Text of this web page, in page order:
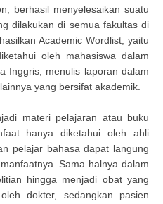
berhasil menyelesaikan suatu
dilakukan di semua fakultas di
Academic Wordlist, yaitu
oleh mahasiswa dalam
Inggris, menulis laporan dalam
yang bersifat akademik.
materi pelajaran atau buku
hanya diketahui oleh ahli
pelajar bahasa dapat langung
Sama halnya dalam
hingga menjadi obat yang
dokter, sedangkan pasien